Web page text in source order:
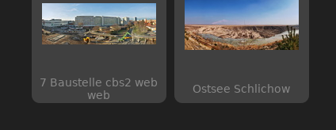
7 Baustelle cbs2 web
web
Ostsee Schlichow